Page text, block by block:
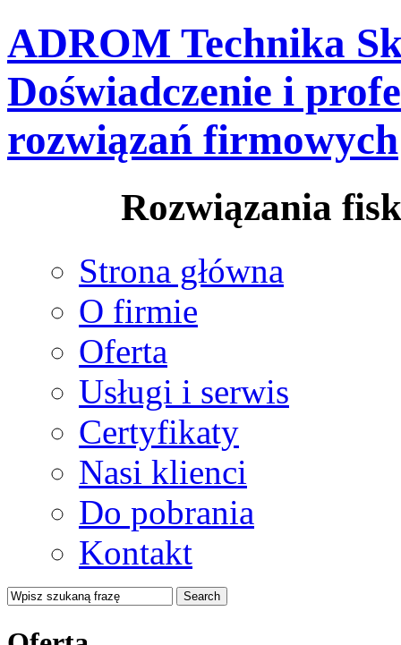
ADROM Technika
Doświadczenie i
rozwiązań firmowych
Rozwiązania
Strona główna
O firmie
Oferta
Usługi i serwis
Certyfikaty
Nasi klienci
Do pobrania
Kontakt